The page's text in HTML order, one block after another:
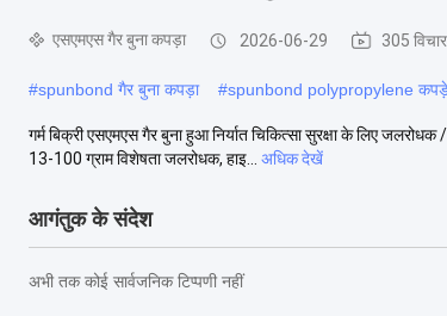
एसएमएस गैर बुना कपड़ा 2026-06-29 305 विचार
#spunbond गैर बुना कपड़ा #spunbond polypropylene
गर्म बिक्री एसएमएस गैर बुना हुआ निर्यात चिकित्सा सुरक्षा के लिए
13-100 ग्राम विशेषता जलरोधक, हाइ...
अधिक देखें
आगंतुक के संदेश
अभी तक कोई सार्वजनिक टिप्पणी नहीं